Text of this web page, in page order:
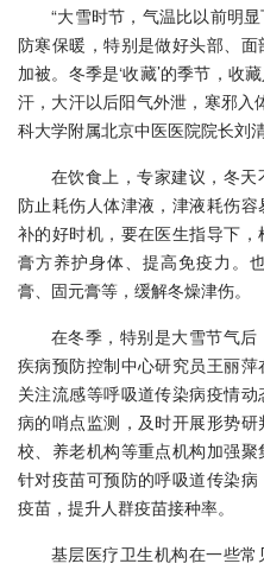
“大雪时节，气温比以前明
防寒保暖，特别是做好头部、
加被。冬季是‘收藏’的季节，收
汗，大汗以后阳气外泄，寒邪入
科大学附属北京中医医院院长刘
在饮食上，专家建议，冬天
防止耗伤人体津液，津液耗伤
补的好时机，要在医生指导下
膏方养护身体、提高免疫力。
膏、固元膏等，缓解冬燥津伤。
在冬季，特别是大雪节气
疾病预防控制中心研究员王丽
关注流感等呼吸道传染病疫情
病的哨点监测，及时开展形势
校、养老机构等重点机构加强聚
针对疫苗可预防的呼吸道传染
疫苗，提升人群疫苗接种率。
基层医疗卫生机构在一些